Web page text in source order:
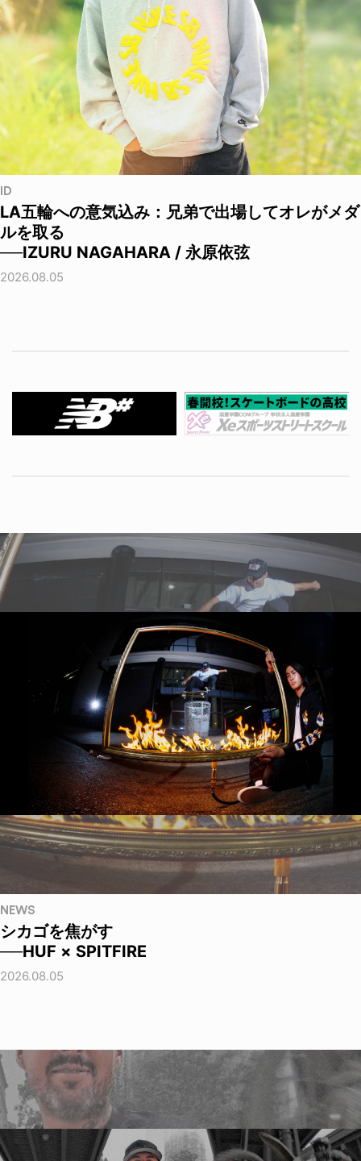
ID
LA五輪への意気込み：兄弟で出場してオレがメダ
ルを取る
──IZURU NAGAHARA / 永原依弦
2026.08.05
NEWS
シカゴを焦がす
──HUF × SPITFIRE
2026.08.05